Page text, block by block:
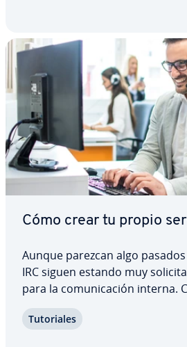
Cómo crear tu propio
Aunque parezcan algo
IRC siguen estando muy
para la co­mu­ni­ca­ción interna.
es­tru­c­tu­ras IRC in­di­vi­dua­les a
Tu­to­ria­les